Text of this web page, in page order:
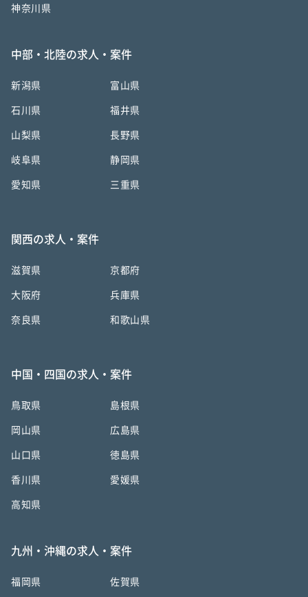
神奈川県
中部・北陸の求人・案件
新潟県 富山県
石川県 福井県
山梨県 長野県
岐阜県 静岡県
愛知県 三重県
関西の求人・案件
滋賀県 京都府
大阪府 兵庫県
奈良県 和歌山県
中国・四国の求人・案件
鳥取県 島根県
岡山県 広島県
山口県 徳島県
香川県 愛媛県
高知県
九州・沖縄の求人・案件
福岡県 佐賀県